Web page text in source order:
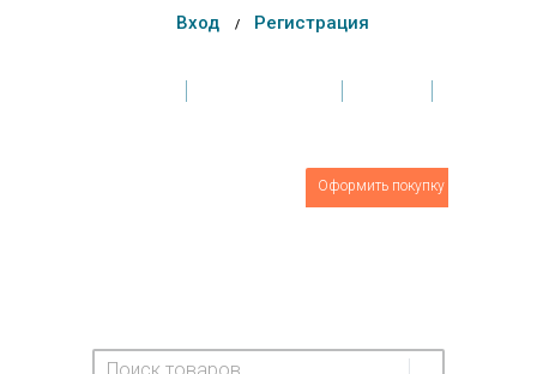
Вход / Регистрация
Оформить покупку